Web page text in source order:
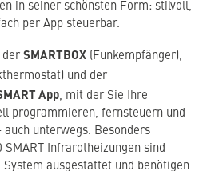
in seiner schönsten Form: stilvoll,
per App steuerbar.
der SMARTBOX (Funkempfänger),
und der
App, mit der Sie Ihre
programmieren, fernsteuern und
unterwegs. Besonders
SMART Infrarotheizungen sind
ausgestattet und benötigen